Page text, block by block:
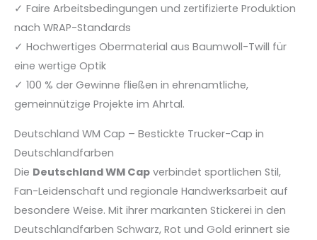
✓ Faire Arbeitsbedingungen und zertifizierte Produktion
nach WRAP-Standards
✓ Hochwertiges Obermaterial aus Baumwoll-Twill für
eine wertige Optik
✓ 100 % der Gewinne fließen in ehrenamtliche,
gemeinnützige Projekte im Ahrtal.
Deutschland WM Cap – Bestickte Trucker-Cap in
Deutschlandfarben
Die Deutschland WM Cap verbindet sportlichen Stil,
Fan-Leidenschaft und regionale Handwerksarbeit auf
besondere Weise. Mit ihrer markanten Stickerei in den
Deutschlandfarben Schwarz, Rot und Gold erinnert sie